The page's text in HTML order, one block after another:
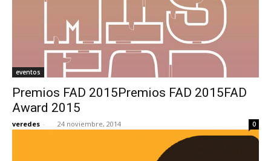
eventos
Premios FAD 2015Premios FAD 2015FAD
Award 2015
veredes - 24 noviembre, 2014 0